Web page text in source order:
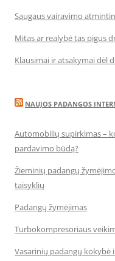
Saugaus vairavimo
Mitas ar realybė tas pigus
Klausimai ir atsakymai dėl
NAUJOS PADANGOS
Automobilių supirkimas –
pardavimo būdą?
Žieminių padangų
taisyklių
Padangų žymėjimas
Turbokompresoriaus
Vasarinių padangų